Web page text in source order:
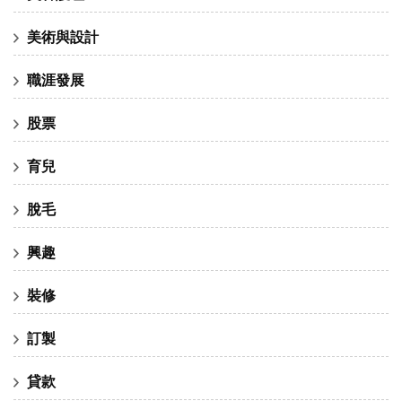
美術與設計
職涯發展
股票
育兒
脫毛
興趣
裝修
訂製
貸款